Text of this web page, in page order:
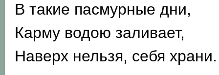
В такие пасмурные дни,
Карму водою заливает,
Наверх нельзя, себя храни.